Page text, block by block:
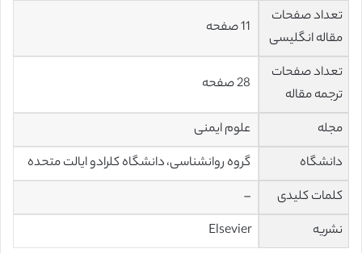
تعداد صفحات
مقاله انگلیسی
تعداد صفحات
ترجمه مقاله
مجله علومایمنی
دانشگاه
گروه روانشناسی،دانشگاهکلرادوایالت متحده
کلمات کلیدی
–
نشریه
Elsevier